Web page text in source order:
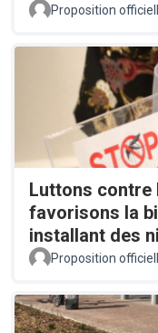
Proposition
Luttons contre
favorisons la
installant des
Proposition